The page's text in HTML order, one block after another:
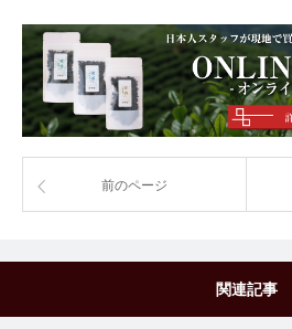
前のページ
関連記事